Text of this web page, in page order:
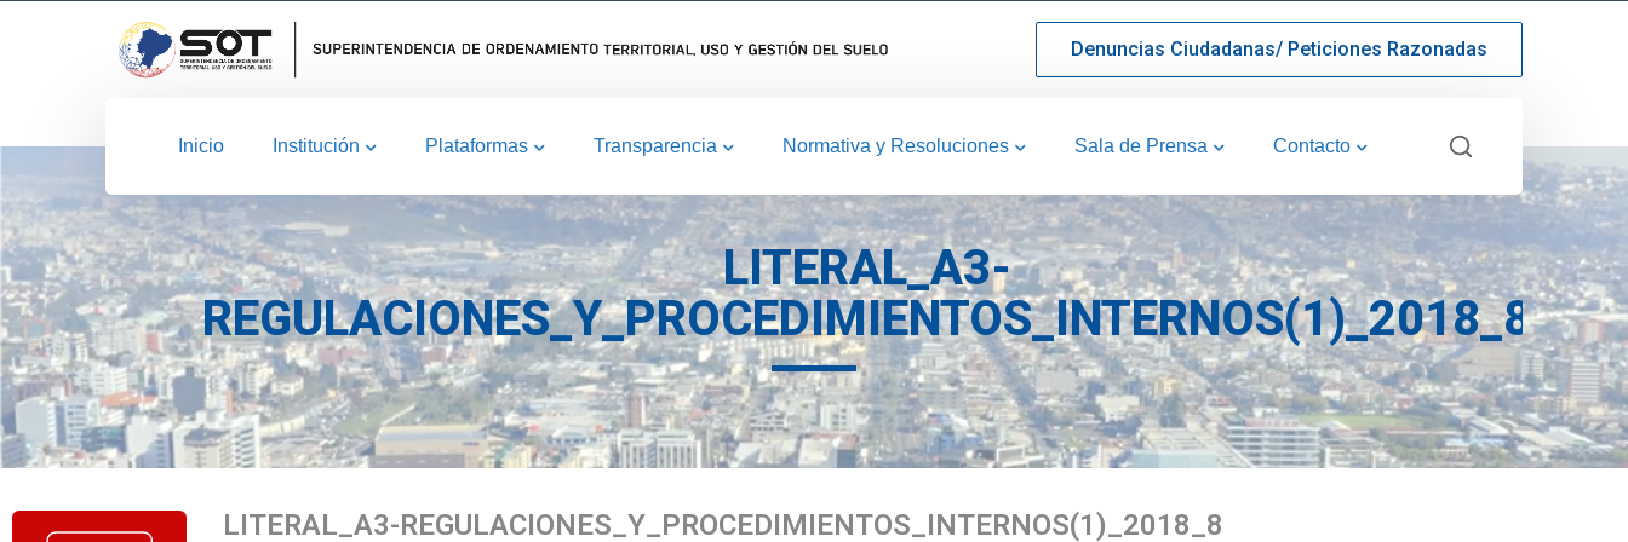
Denuncias Ciudadanas/ Peticiones Razonadas
Inicio Institución Plataformas Transparencia Normativa y Resoluciones Sala de Prensa Contacto
LITERAL_A3-
REGULACIONES_Y_PROCEDIMIENTOS_INTERNOS(1)_2018_8
LITERAL_A3-REGULACIONES_Y_PROCEDIMIENTOS_INTERNOS(1)_2018_8